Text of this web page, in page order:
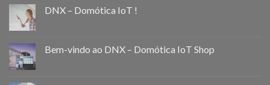
DNX – Domótica IoT !
Bem-vindo ao DNX – Domótica IoT Shop